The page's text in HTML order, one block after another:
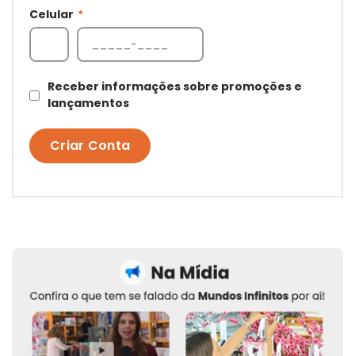
Celular *
Receber informações sobre promoções e
lançamentos
Criar Conta